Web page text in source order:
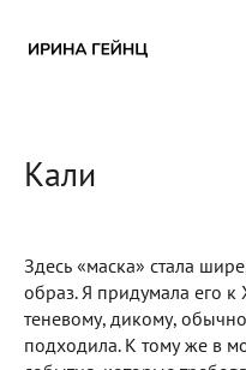
Кали
Здесь «маска» стала
образ. Я придумала его к
теневому, дикому,
подходила. К тому же в